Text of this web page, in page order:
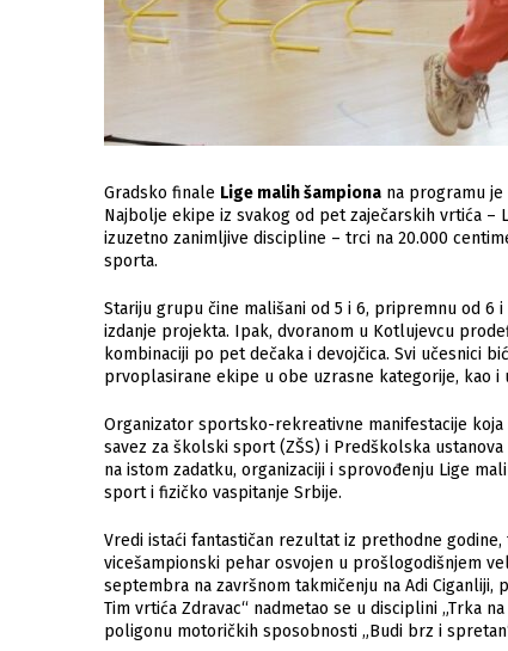
Gradsko finale Lige malih šampiona na programu je
Najbolje ekipe iz svakog od pet zaječarskih vrtića –
izuzetno zanimljive discipline – trci na 20.000
sporta.
Stariju grupu čine mališani od 5 i 6, pripremnu od 6
izdanje projekta. Ipak, dvoranom u Kotlujevcu
kombinaciji po pet dečaka i devojčica. Svi učesnici
prvoplasirane ekipe u obe uzrasne kategorije, kao i
Organizator sportsko-rekreativne manifestacije
savez za školski sport (ZŠS) i Predškolska
na istom zadatku, organizaciji i sprovođenju Lige
sport i fizičko vaspitanje Srbije.
Vredi istaći fantastičan rezultat iz prethodne
vicešampionski pehar osvojen u prošlogodišnjem
septembra na završnom takmičenju na Adi
Tim vrtića Zdravac“ nadmetao se u disciplini „Trka
poligonu motoričkih sposobnosti „Budi brz i